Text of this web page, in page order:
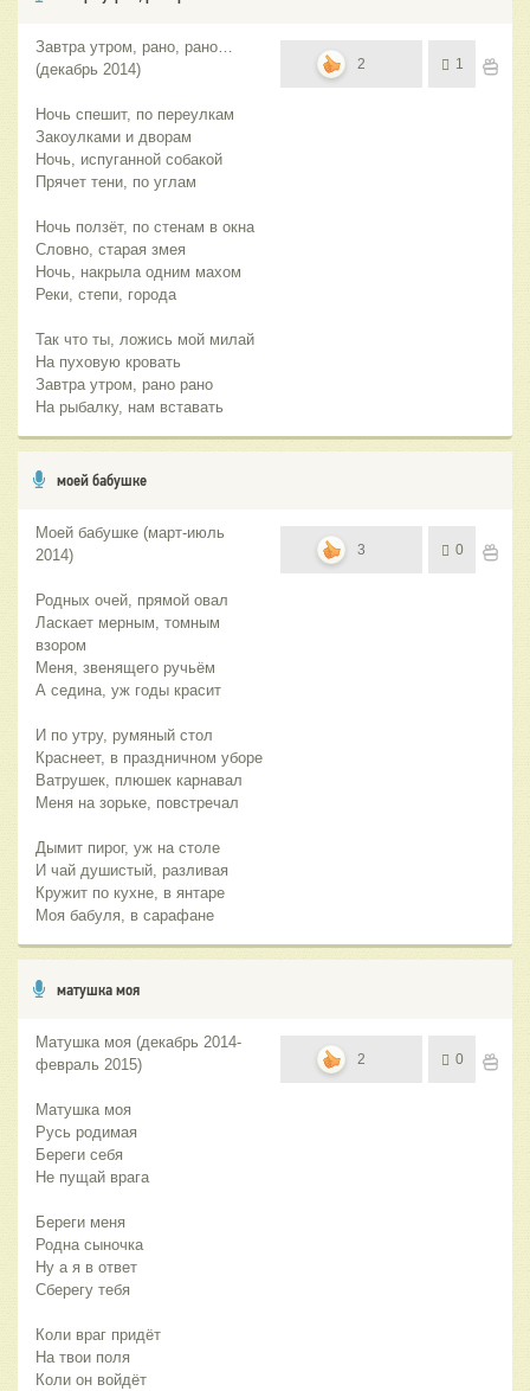
Завтра утром, рано, рано…
(декабрь 2014)
Ночь спешит, по переулкам
Закоулками и дворам
Ночь, испуганной собакой
Прячет тени, по углам
Ночь ползёт, по стенам в окна
Словно, старая змея
Ночь, накрыла одним махом
Реки, степи, города
Так что ты, ложись мой милай
На пуховую кровать
Завтра утром, рано рано
На рыбалку, нам вставать
2 1
моей бабушке
Моей бабушке (март-июль
2014)
Родных очей, прямой овал
Ласкает мерным, томным
взором
Меня, звенящего ручьём
А седина, уж годы красит
И по утру, румяный стол
Краснеет, в праздничном уборе
Ватрушек, плюшек карнавал
Меня на зорьке, повстречал
Дымит пирог, уж на столе
И чай душистый, разливая
Кружит по кухне, в янтаре
Моя бабуля, в сарафане
3 0
матушка моя
Матушка моя (декабрь 2014-
февраль 2015)
Матушка моя
Русь родимая
Береги себя
Не пущай врага
Береги меня
Родна сыночка
Ну а я в ответ
Сберегу тебя
Коли враг придёт
На твои поля
Коли он войдёт
2 0